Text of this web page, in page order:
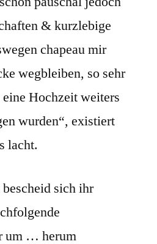
& kurzlebige
chapeau mir
wegbleiben, so sehr
Hochzeit weiters
wurden“, existiert
lacht.
sich ihr
um … herum